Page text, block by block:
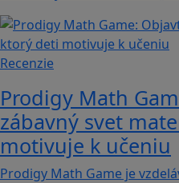
Recenzie
Prodigy Math
zábavný svet
motivuje k učeniu
Prodigy Math Game je